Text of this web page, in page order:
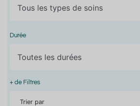
Durée
+ de Filtres
Trier par